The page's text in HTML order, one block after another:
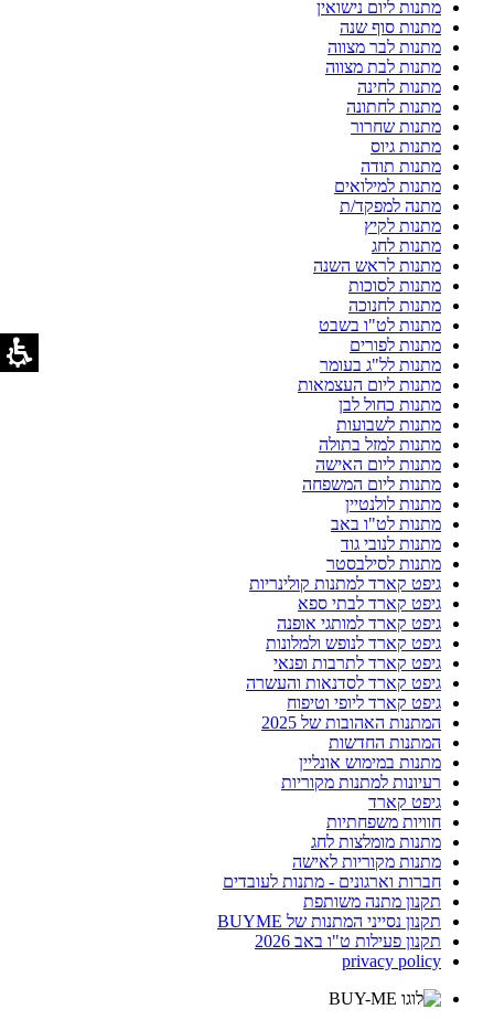
מתנות ליום נישואין
מתנות סוף שנה
מתנות לבר מצווה
מתנות לבת מצווה
מתנות לחינה
מתנות לחתונה
מתנות שחרור
מתנות גיוס
מתנות תודה
מתנות למילואים
מתנה למפקד/ת
מתנות לקיץ
מתנות לחג
מתנות לראש השנה
מתנות לסוכות
מתנות לחנוכה
מתנות לט"ו בשבט
מתנות לפורים
מתנות לל"ג בעומר
מתנות ליום העצמאות
מתנות כחול לבן
מתנות לשבועות
מתנות למזל בתולה
מתנות ליום האישה
מתנות ליום המשפחה
מתנות לולנטיין
מתנות לט"ו באב
מתנות לנובי גוד
מתנות לסילבסטר
גיפט קארד למתנות קולינריות
גיפט קארד לבתי ספא
גיפט קארד למותגי אופנה
גיפט קארד לנופש ולמלונות
גיפט קארד לתרבות ופנאי
גיפט קארד לסדנאות והעשרה
גיפט קארד ליופי וטיפוח
המתנות האהובות של 2025
המתנות החדשות
מתנות במימוש אונליין
רעיונות למתנות מקוריות
גיפט קארד
חוויות משפחתיות
מתנות מומלצות לחג
מתנות מקוריות לאישה
חברות וארגונים - מתנות לעובדים
תקנון מתנה משותפת
תקנון נסייני המתנות של BUYME
תקנון פעילות ט"ו באב 2026
privacy policy